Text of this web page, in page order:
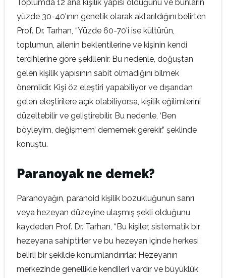
Toplumda 12 ana kişilik yapısı olduğunu ve bunların
yüzde 30-40'ının genetik olarak aktarıldığını belirten
Prof. Dr. Tarhan, “Yüzde 60-70'i ise kültürün,
toplumun, ailenin beklentilerine ve kişinin kendi
tercihlerine göre şekillenir. Bu nedenle, doğuştan
gelen kişilik yapısının sabit olmadığını bilmek
önemlidir. Kişi öz eleştiri yapabiliyor ve dışarıdan
gelen eleştirilere açık olabiliyorsa, kişilik eğilimlerini
düzeltebilir ve geliştirebilir. Bu nedenle, ‘Ben
böyleyim, değişmem’ dememek gerekir.” şeklinde
konuştu.
Paranoyak ne demek?
Paranoyağın, paranoid kişilik bozukluğunun sanrı
veya hezeyan düzeyine ulaşmış şekli olduğunu
kaydeden Prof. Dr. Tarhan, “Bu kişiler, sistematik bir
hezeyana sahiptirler ve bu hezeyan içinde herkesi
belirli bir şekilde konumlandırırlar. Hezeyanın
merkezinde genellikle kendileri vardır ve büyüklük